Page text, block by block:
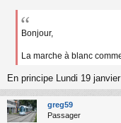
e
e
n
l
u
Bonjour,
La marche à blanc
En principe Lundi 19 janvier
greg59
Passager